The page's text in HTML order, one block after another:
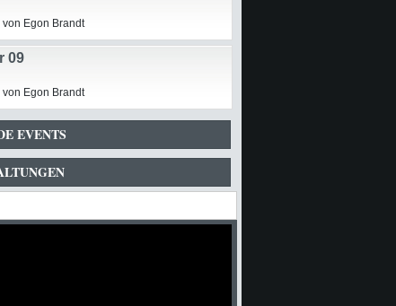
Egon Brandt
09
Egon Brandt
EVENTS